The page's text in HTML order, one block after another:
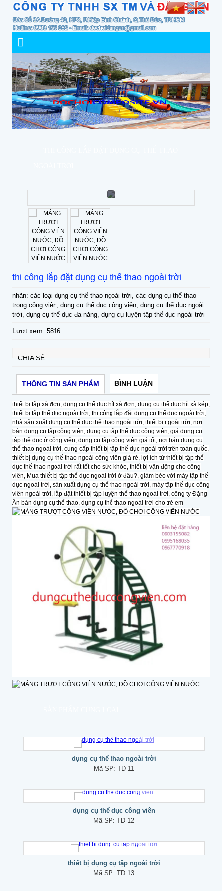
thi công lắp đặt dụng cụ thể thao ngoài trời
nhãn: các loại dụng cụ thể thao ngoài trời, các dụng cụ thể thao
trong công viên, dụng cụ thể dục công viên, dụng cụ thể dục ngoài
trời, dụng cụ thể dục đa năng, dụng cụ luyện tập thể dục ngoài trời
Lượt xem: 5816
CHIA SẺ:
THÔNG TIN SẢN PHẨM BÌNH LUẬN
thiết bị tập xà đơn, dụng cụ thể dục hít xà đơn, dụng cụ thể dục hít xà kép,
thiết bị tập thể dục ngoài trời, thi công lắp đặt dụng cụ thể dục ngoài trời,
nhà sản xuất dụng cụ thể dục thể thao ngoài trời, thiết bị ngoài trời, nơi
bán dụng cụ tập công viên, dụng cụ tập thể dục công viên, giá dụng cụ
tập thể dục ở công viên, dụng cụ tập công viên giá tốt, nơi bán dụng cụ
thể thao ngoài trời, cung cấp thiết bị tập thể dục ngoài trời trên toàn quốc,
thiết bị dụng cụ thể thao ngoài công viên giá rẻ, lợi ích từ thiết bị tập thể
dục thể thao ngoài trời rất tốt cho sức khỏe, thiết bị vận động cho công
viên, Mua thiết bị tập thể dục ngoài trời ở đâu?, giảm béo với máy tập thể
dục ngoài trời, sản xuất dụng cụ thể thao ngoài trời, máy tập thể dục công
viên ngoài trời, lắp đặt thiết bị tập luyện thể thao ngoài trời, công ty Đặng
Ân bán dụng cụ thể thao, dụng cụ thể thao ngoài trời cho trẻ em
dụng cụ thể thao ngoài trời
Mã SP: TD 11
dụng cụ thể dục công viên
Mã SP:TD 12
thiết bị dụng cụ tập ngoài trời
Mã SP:TD 13